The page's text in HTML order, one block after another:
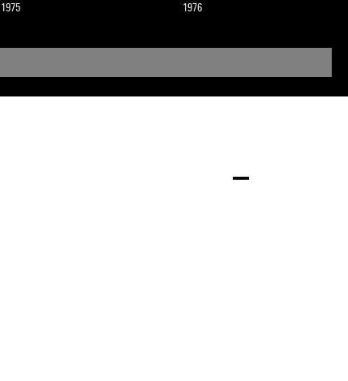
1975
1976